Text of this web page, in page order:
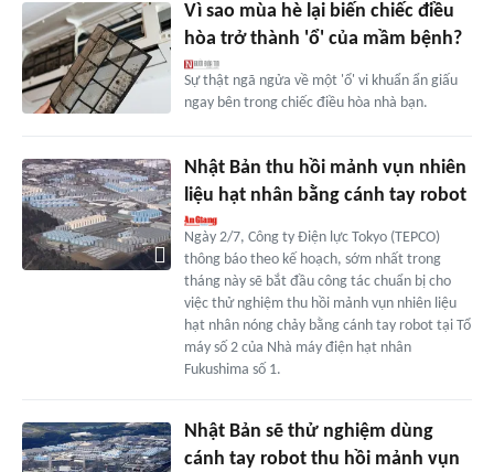
Vì sao mùa hè lại biến chiếc điều
hòa trở thành 'ổ' của mầm bệnh?
Sự thật ngã ngửa về một 'ổ' vi khuẩn ẩn giấu
ngay bên trong chiếc điều hòa nhà bạn.
Nhật Bản thu hồi mảnh vụn nhiên
liệu hạt nhân bằng cánh tay robot
Ngày 2/7, Công ty Điện lực Tokyo (TEPCO)
thông báo theo kế hoạch, sớm nhất trong
tháng này sẽ bắt đầu công tác chuẩn bị cho
việc thử nghiệm thu hồi mảnh vụn nhiên liệu
hạt nhân nóng chảy bằng cánh tay robot tại Tổ
máy số 2 của Nhà máy điện hạt nhân
Fukushima số 1.
Nhật Bản sẽ thử nghiệm dùng
cánh tay robot thu hồi mảnh vụn